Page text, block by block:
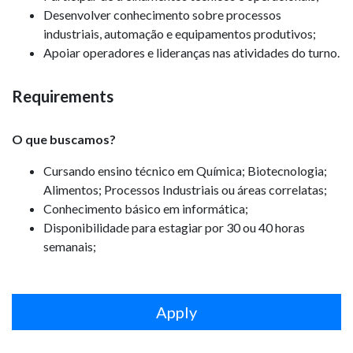
Desenvolver conhecimento sobre processos
industriais, automação e equipamentos produtivos;
Apoiar operadores e lideranças nas atividades do turno.
Requirements
O que buscamos?
Cursando ensino técnico em Química; Biotecnologia;
Alimentos; Processos Industriais ou áreas correlatas;
Conhecimento básico em informática;
Disponibilidade para estagiar por 30 ou 40 horas
semanais;
Apply